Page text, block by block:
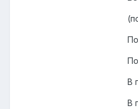
В
В